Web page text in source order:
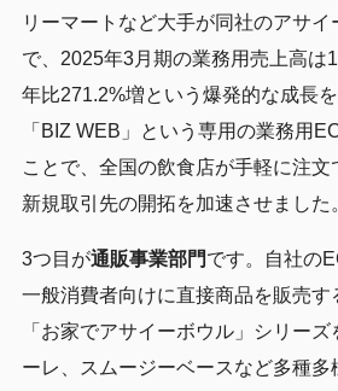
リーマートなど大手が同社のアサイ
で、2025年3月期の業務用売上高は
年比271.2%増という爆発的な成長
「BIZ WEB」という専用の業務用
ことで、全国の飲食店が手軽に注文
新規取引先の開拓を加速させました
3つ目が通販事業部門です。自社の
一般消費者向けに直接商品を販売す
「お家でアサイーボウル」シリーズ
ーレ、スムージーベースなど多種多